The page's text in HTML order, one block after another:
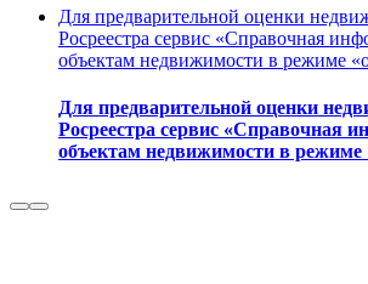
Для предварительной оценки
Росреестра сервис «Справочная
объектам недвижимости в режиме
Для предварительной оценки
Росреестра сервис «Справочная
объектам недвижимости в режиме